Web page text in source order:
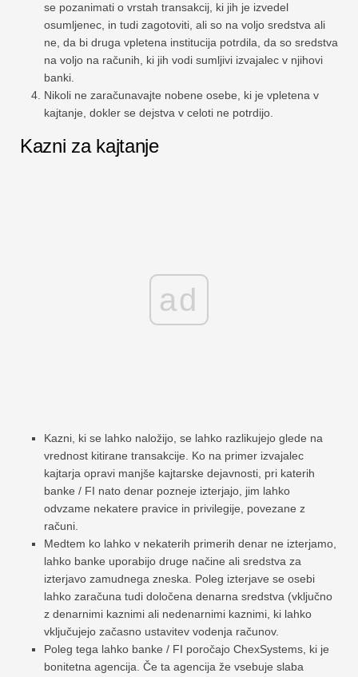
se pozanimati o vrstah transakcij, ki jih je izvedel
osumljenec, in tudi zagotoviti, ali so na voljo sredstva ali
ne, da bi druga vpletena institucija potrdila, da so sredstva
na voljo na računih, ki jih vodi sumljivi izvajalec v njihovi
banki.
Nikoli ne zaračunavajte nobene osebe, ki je vpletena v
kajtanje, dokler se dejstva v celoti ne potrdijo.
Kazni za kajtanje
ad
Kazni, ki se lahko naložijo, se lahko razlikujejo glede na
vrednost kitirane transakcije. Ko na primer izvajalec
kajtarja opravi manjše kajtarske dejavnosti, pri katerih
banke / FI nato denar pozneje izterjajo, jim lahko
odvzame nekatere pravice in privilegije, povezane z
računi.
Medtem ko lahko v nekaterih primerih denar ne izterjamo,
lahko banke uporabijo druge načine ali sredstva za
izterjavo zamudnega zneska. Poleg izterjave se osebi
lahko zaračuna tudi določena denarna sredstva (vključno
z denarnimi kaznimi ali nedenarnimi kaznimi, ki lahko
vključujejo začasno ustavitev vodenja računov.
Poleg tega lahko banke / FI poročajo ChexSystems, ki je
bonitetna agencija. Če ta agencija že vsebuje slaba